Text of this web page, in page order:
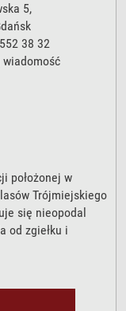
5,
38 32
położonej w
Trójmiejskiego
się nieopodal
od zgiełku i